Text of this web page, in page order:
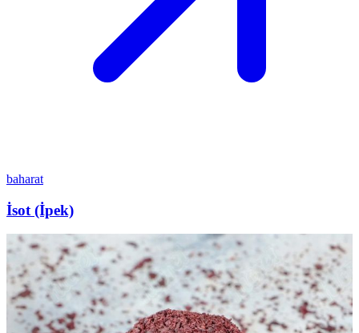
baharat
İsot (İpek)